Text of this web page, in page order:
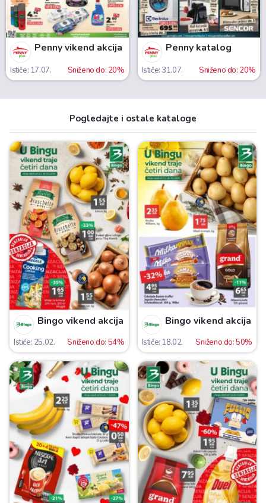
Penny vikend akcija
Ističe: 17.07. Sniženo do: 20%
Penny katalog
Ističe: 31.07. Sniženo do: 20%
Pogledajte i ostale kataloge
Bingo vikend akcija
Ističe: 25.02. Sniženo do: 54%
Bingo vikend akcija
Ističe: 18.02. Sniženo do: 50%